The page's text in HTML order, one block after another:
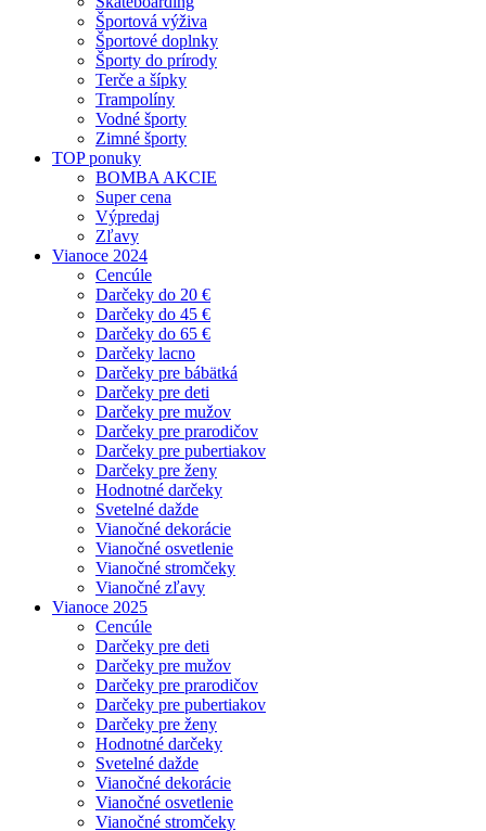
Športová výživa
Športové doplnky
Športy do prírody
Terče a šípky
Trampolíny
Vodné športy
Zimné športy
TOP ponuky
BOMBA AKCIE
Super cena
Výpredaj
Zľavy
Vianoce 2024
Cencúle
Darčeky do 20 €
Darčeky do 45 €
Darčeky do 65 €
Darčeky lacno
Darčeky pre bábätká
Darčeky pre deti
Darčeky pre mužov
Darčeky pre prarodičov
Darčeky pre pubertiakov
Darčeky pre ženy
Hodnotné darčeky
Svetelné dažde
Vianočné dekorácie
Vianočné osvetlenie
Vianočné stromčeky
Vianočné zľavy
Vianoce 2025
Cencúle
Darčeky pre deti
Darčeky pre mužov
Darčeky pre prarodičov
Darčeky pre pubertiakov
Darčeky pre ženy
Hodnotné darčeky
Svetelné dažde
Vianočné dekorácie
Vianočné osvetlenie
Vianočné stromčeky